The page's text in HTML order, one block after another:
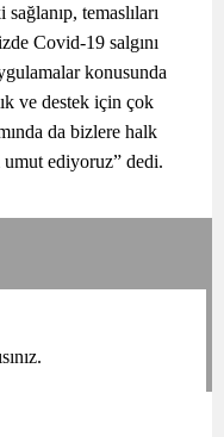
temaslıları
Covid-19 salgını
konusunda
ve destek için çok
da bizlere halk
umut ediyoruz” dedi.